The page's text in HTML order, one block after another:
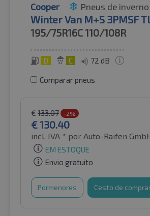
Cooper Pneus de inverno
Winter Van M+S 3PMSF
195/75R16C110/108R
D C 72 dB
Comparar pneus
€ 133.07 -2%
€130.40
incl. IVA * por Auto-Raifen
EM ESTOQUE
Envio gratuito
Pormenores Cesto de